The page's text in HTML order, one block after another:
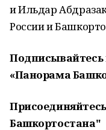
и Ильдар
России и
Подписывайтесь
«Панорама
Башкортостана"